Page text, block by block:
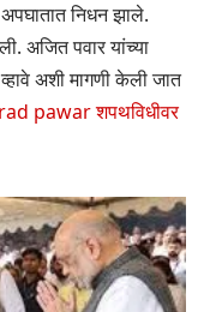
निधन झाले.
अजित पवार यांच्या
अशी मागणी केली जात
pawar शपथविधीवर